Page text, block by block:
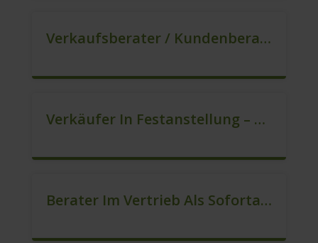
Verkaufsberater / Kundenberater, Auch Ohne Ausbildung Möglich (m/w/d)
Verkäufer In Festanstellung – Top Gehalt (m/w/d)
Berater Im Vertrieb Als Sofortanstellung (m/w/d)